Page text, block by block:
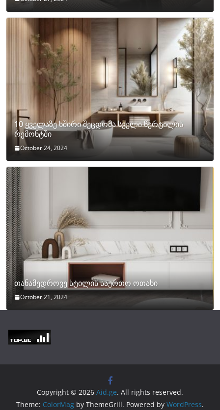
10 ყველაზე ხშირი შეცდომა სველი წერტილის
რემონტში
October 24, 2024
თანამედროვე სტილის საერთო ოთახი
October 21, 2024
Copyright © 2026 Aid.ge. All rights reserved.
Theme: ColorMag by ThemeGrill. Powered by WordPress.